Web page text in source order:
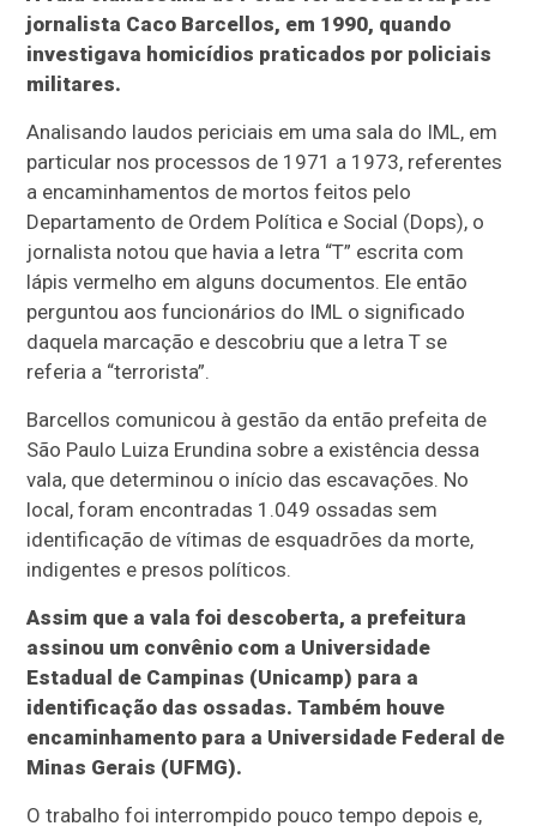
jornalista Caco Barcellos, em 1990, quando
investigava homicídios praticados por policiais
militares.
Analisando laudos periciais em uma sala do IML, em
particular nos processos de 1971 a 1973, referentes
a encaminhamentos de mortos feitos pelo
Departamento de Ordem Política e Social (Dops), o
jornalista notou que havia a letra “T” escrita com
lápis vermelho em alguns documentos. Ele então
perguntou aos funcionários do IML o significado
daquela marcação e descobriu que a letra T se
referia a “terrorista”.
Barcellos comunicou à gestão da então prefeita de
São Paulo Luiza Erundina sobre a existência dessa
vala, que determinou o início das escavações. No
local, foram encontradas 1.049 ossadas sem
identificação de vítimas de esquadrões da morte,
indigentes e presos políticos.
Assim que a vala foi descoberta, a prefeitura
assinou um convênio com a Universidade
Estadual de Campinas (Unicamp) para a
identificação das ossadas. Também houve
encaminhamento para a Universidade Federal de
Minas Gerais (UFMG).
O trabalho foi interrompido pouco tempo depois e,